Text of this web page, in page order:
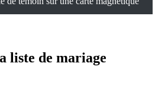
liste de mariage